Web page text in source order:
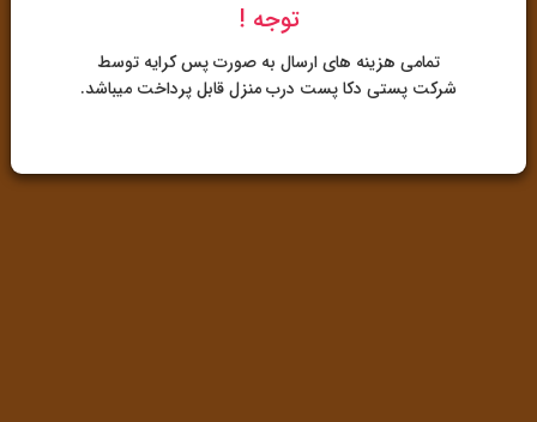
09172488189
-
07132267039
توجه !
تمامی هزینه های ارسال به صورت پس کرایه توسط
شرکت پستی دکا پست درب منزل قابل پرداخت میباشد.